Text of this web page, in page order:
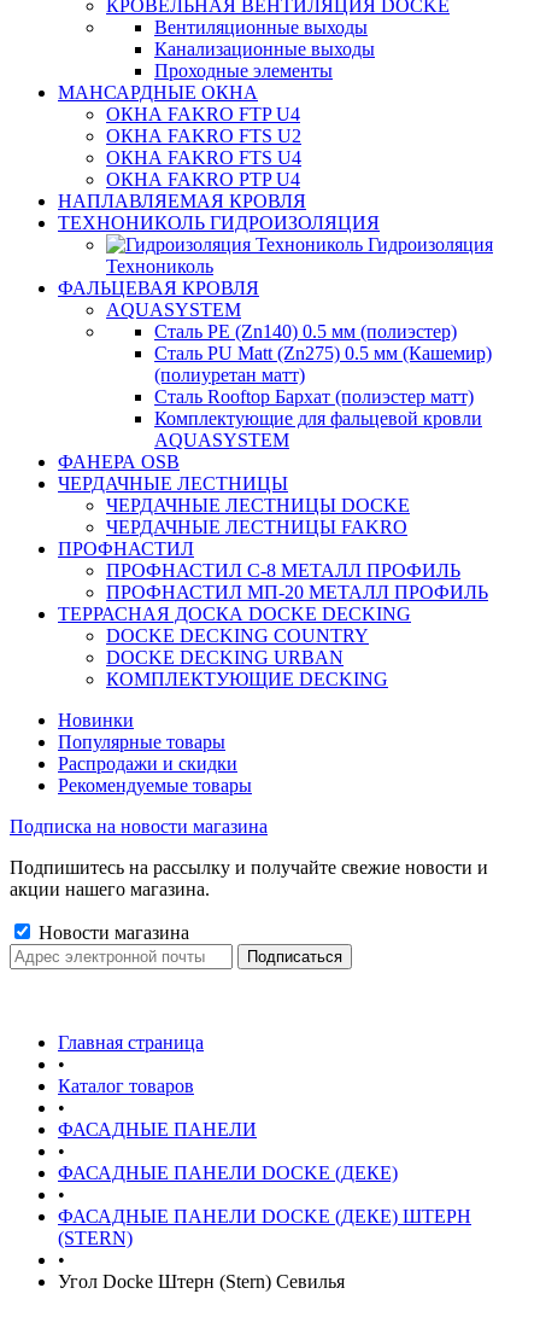
КРОВЕЛЬНАЯ ВЕНТИЛЯЦИЯ DOCKE
Вентиляционные выходы
Канализационные выходы
Проходные элементы
МАНСАРДНЫЕ ОКНА
ОКНА FAKRO FTP U4
ОКНА FAKRO FTS U2
ОКНА FAKRO FTS U4
ОКНА FAKRO PTP U4
НАПЛАВЛЯЕМАЯ КРОВЛЯ
ТЕХНОНИКОЛЬ ГИДРОИЗОЛЯЦИЯ
Гидроизоляция
Технониколь
ФАЛЬЦЕВАЯ КРОВЛЯ
AQUASYSTEM
Сталь PE (Zn140) 0.5 мм (полиэстер)
Сталь PU Matt (Zn275) 0.5 мм (Кашемир)
(полиуретан матт)
Сталь Rooftop Бархат (полиэстер матт)
Комплектующие для фальцевой кровли
AQUASYSTEM
ФАНЕРА OSB
ЧЕРДАЧНЫЕ ЛЕСТНИЦЫ
ЧЕРДАЧНЫЕ ЛЕСТНИЦЫ DOCKE
ЧЕРДАЧНЫЕ ЛЕСТНИЦЫ FAKRO
ПРОФНАСТИЛ
ПРОФНАСТИЛ C-8 МЕТАЛЛ ПРОФИЛЬ
ПРОФНАСТИЛ МП-20 МЕТАЛЛ ПРОФИЛЬ
ТЕРРАСНАЯ ДОСКА DOCKE DECKING
DOCKE DECKING COUNTRY
DOCKE DECKING URBAN
КОМПЛЕКТУЮЩИЕ DECKING
Новинки
Популярные товары
Распродажи и скидки
Рекомендуемые товары
Подписка на новости магазина
Подпишитесь на рассылку и получайте свежие новости и
акции нашего магазина.
Новости магазина
Главная страница
•
Каталог товаров
•
ФАСАДНЫЕ ПАНЕЛИ
•
ФАСАДНЫЕ ПАНЕЛИ DOCKE (ДЕКЕ)
•
ФАСАДНЫЕ ПАНЕЛИ DOCKE (ДЕКЕ) ШТЕРН
(STERN)
•
Угол Docke Штерн (Stern) Севилья